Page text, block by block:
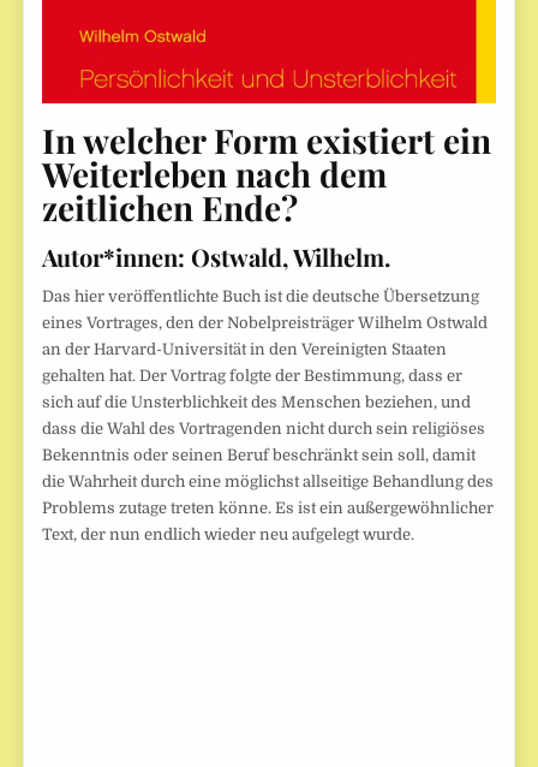
In welcher Form existiert ein
Weiterleben nach dem
zeitlichen Ende?
Autor*innen: Ostwald, Wilhelm.
Das hier veröffentlichte Buch ist die deutsche Übersetzung
eines Vortrages, den der Nobelpreisträger Wilhelm Ostwald
an der Harvard-Universität in den Vereinigten Staaten
gehalten hat. Der Vortrag folgte der Bestimmung, dass er
sich auf die Unsterblichkeit des Menschen beziehen, und
dass die Wahl des Vortragenden nicht durch sein religiöses
Bekenntnis oder seinen Beruf beschränkt sein soll, damit
die Wahrheit durch eine möglichst allseitige Behandlung des
Problems zutage treten könne. Es ist ein außergewöhnlicher
Text, der nun endlich wieder neu aufgelegt wurde.